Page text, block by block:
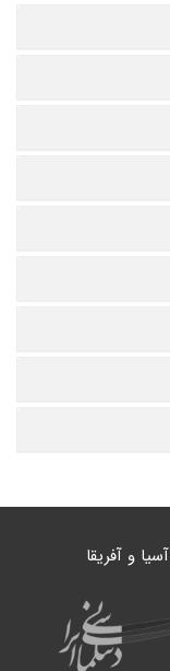
آسیا و آفریقا